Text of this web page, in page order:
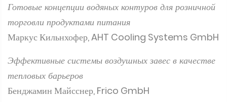
Готовые концепции водяных контуров для розничной
торговли продуктами питания
Маркус Кильнхофер, AHT Cooling Systems GmbH
Эффективные системы воздушных завес в качестве
тепловых барьеров
Бенджамин Майсснер, Frico GmbH